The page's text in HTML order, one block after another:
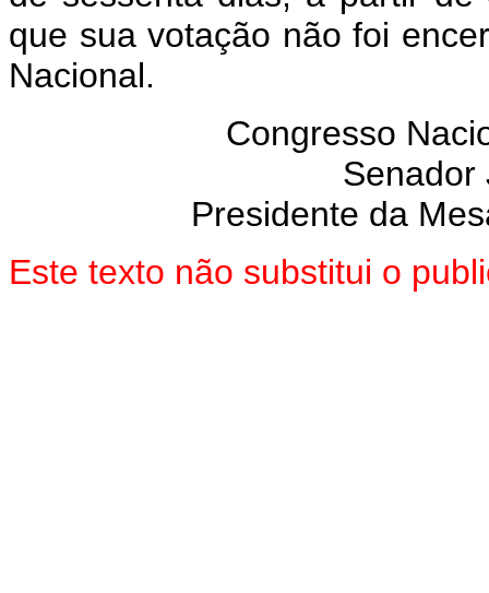
que sua votação não foi
Nacional.
Congresso
Senador
Presidente da
Este texto não substitui o